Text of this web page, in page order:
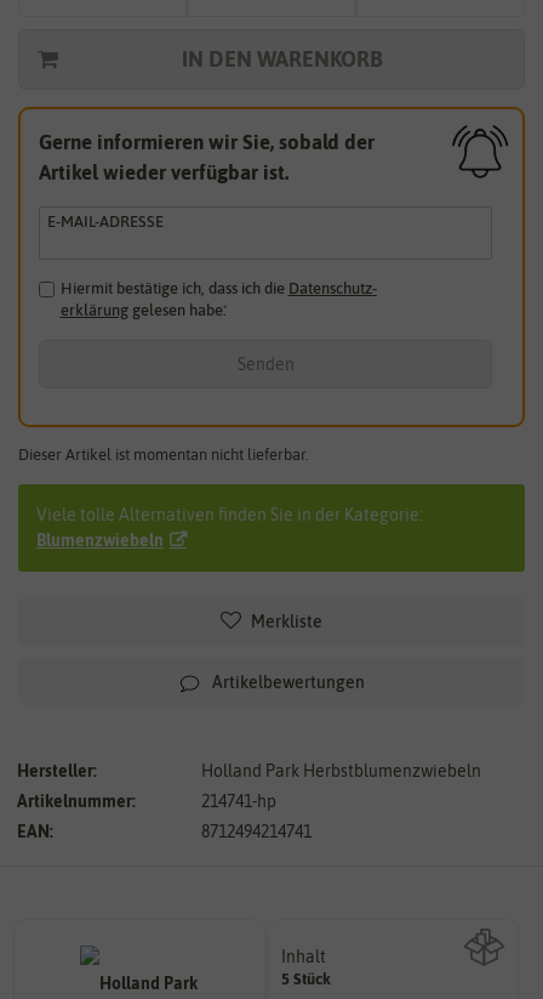
IN DEN WARENKORB
Gerne informieren wir Sie, sobald der
Artikel wieder verfügbar ist.
E-MAIL-ADRESSE
Hiermit bestätige ich, dass ich die Daten­schutz­
erklärunggelesen habe.*
Senden
Dieser Artikel ist momentan nicht lieferbar.
Viele tolle Alternativen finden Sie in der Kategorie:
Blumenzwiebeln
Merkliste
Artikelbewertungen
Hersteller:
Holland Park Herbstblumenzwiebeln
Artikelnummer:
214741-hp
EAN:
8712494214741
Inhalt
5 StückWie viel ist enthalten